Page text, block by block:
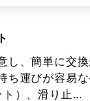
し、簡単に交
ち運びが容易
）、滑り止...